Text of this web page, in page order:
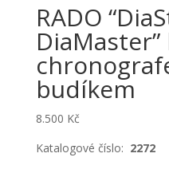
RADO
budíkem
8.500 Kč
Katalogové číslo: 2272